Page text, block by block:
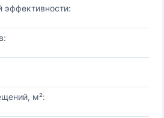
эффективности:
м²: